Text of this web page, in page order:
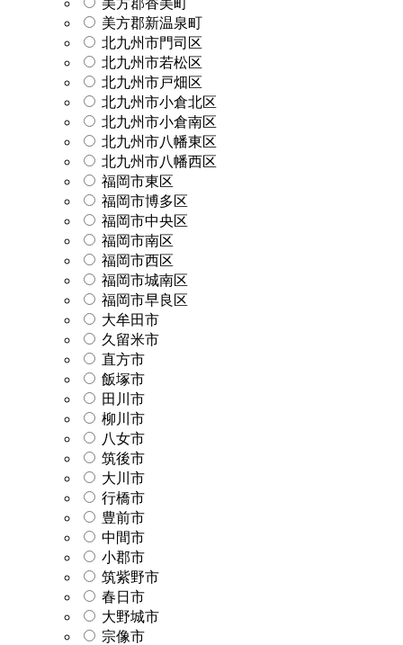
美方郡新温泉町
北九州市門司区
北九州市若松区
北九州市戸畑区
北九州市小倉北区
北九州市小倉南区
北九州市八幡東区
北九州市八幡西区
福岡市東区
福岡市博多区
福岡市中央区
福岡市南区
福岡市西区
福岡市城南区
福岡市早良区
大牟田市
久留米市
直方市
飯塚市
田川市
柳川市
八女市
筑後市
大川市
行橋市
豊前市
中間市
小郡市
筑紫野市
春日市
大野城市
宗像市